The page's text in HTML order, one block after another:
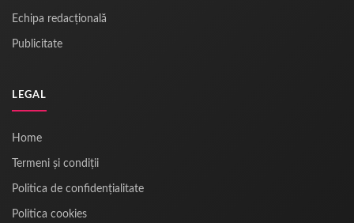
Echipa redacțională
Publicitate
LEGAL
Home
Termeni și condiții
Politica de confidențialitate
Politica cookies